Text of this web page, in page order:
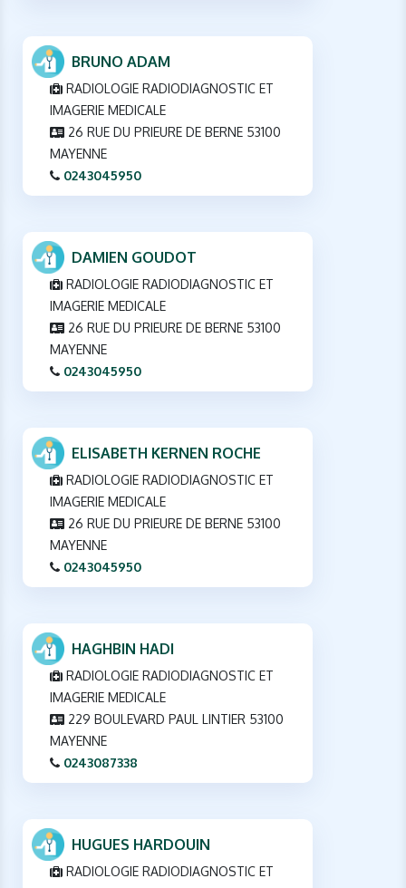
BRUNO ADAM
RADIOLOGIE RADIODIAGNOSTIC ET
IMAGERIE MEDICALE
26 RUE DU PRIEURE DE BERNE 53100
MAYENNE
0243045950
DAMIEN GOUDOT
RADIOLOGIE RADIODIAGNOSTIC ET
IMAGERIE MEDICALE
26 RUE DU PRIEURE DE BERNE 53100
MAYENNE
0243045950
ELISABETH KERNEN ROCHE
RADIOLOGIE RADIODIAGNOSTIC ET
IMAGERIE MEDICALE
26 RUE DU PRIEURE DE BERNE 53100
MAYENNE
0243045950
HAGHBIN HADI
RADIOLOGIE RADIODIAGNOSTIC ET
IMAGERIE MEDICALE
229 BOULEVARD PAUL LINTIER 53100
MAYENNE
0243087338
HUGUES HARDOUIN
RADIOLOGIE RADIODIAGNOSTIC ET